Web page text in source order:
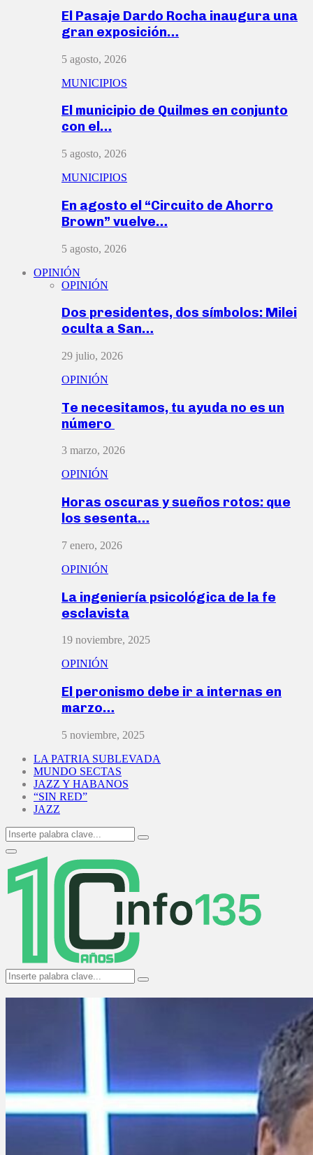
El Pasaje Dardo Rocha inaugura una
gran exposición…
5 agosto, 2026
MUNICIPIOS
El municipio de Quilmes en conjunto
con el…
5 agosto, 2026
MUNICIPIOS
En agosto el “Circuito de Ahorro
Brown” vuelve…
5 agosto, 2026
OPINIÓN
OPINIÓN
Dos presidentes, dos símbolos: Milei
oculta a San…
29 julio, 2026
OPINIÓN
Te necesitamos, tu ayuda no es un
número
3 marzo, 2026
OPINIÓN
Horas oscuras y sueños rotos: que
los sesenta…
7 enero, 2026
OPINIÓN
La ingeniería psicológica de la fe
esclavista
19 noviembre, 2025
OPINIÓN
El peronismo debe ir a internas en
marzo…
5 noviembre, 2025
LA PATRIA SUBLEVADA
MUNDO SECTAS
JAZZ Y HABANOS
“SIN RED”
JAZZ
Search
for:
Search
Primary
Menu
Search
for:
Search